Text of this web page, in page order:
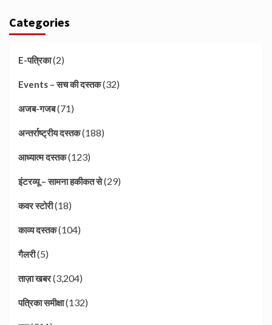
Categories
E-पत्रिका(2)
Events – सच की दस्तक(32)
अजब-गजब(71)
अन्तर्राष्ट्रीय दस्तक(188)
आध्यात्म दस्तक(123)
इंटरव्यू – सामना हकीकत से(29)
कवर स्टोरी(18)
काव्य दस्तक(104)
गैलरी(5)
ताज़ा खबर(3,204)
पत्रिका समीक्षा(132)